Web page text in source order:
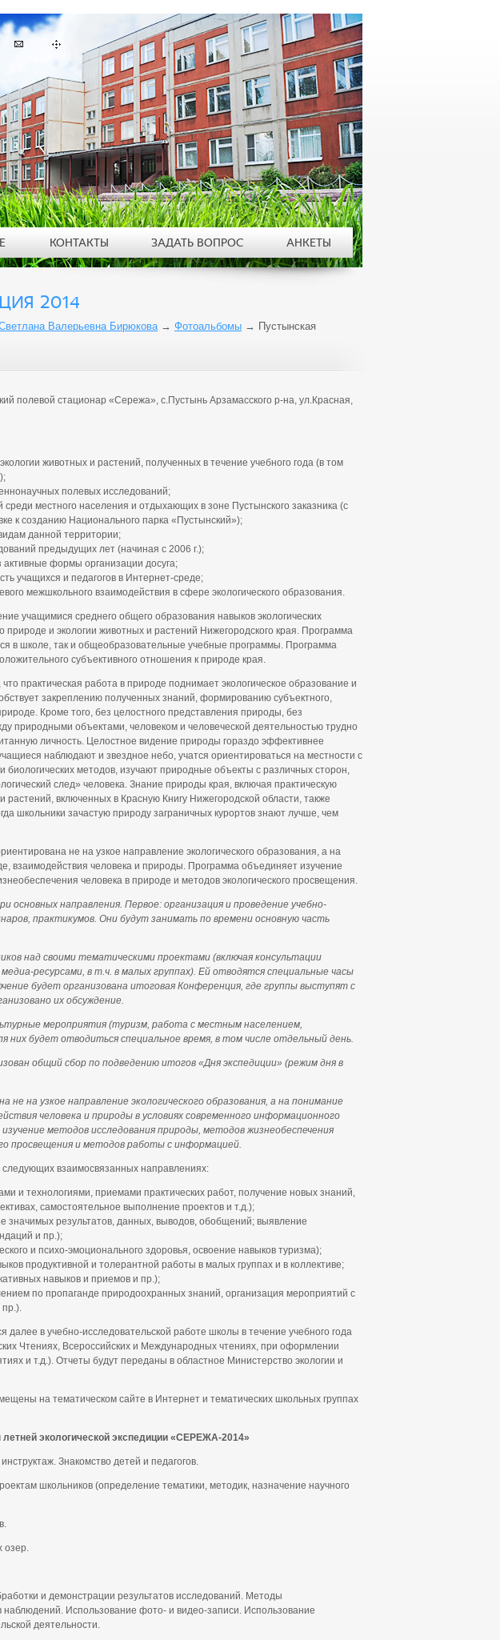
2014
Валерьевна Бирюкова→ Фотоальбомы → Пустынская
полевой стационар «Сережа», с.Пустынь Арзамасского р-на, ул.Красная,
животных и растений, полученных в течение учебного года (в том
полевых исследований;
местного населения и отдыхающих в зоне Пустынского заказника (с
к созданию Национального парка «Пустынский»);
данной территории;
предыдущих лет (начиная с 2006 г.);
формы организации досуга;
учащихся и педагогов в Интернет-среде;
межшкольного взаимодействия в сфере экологического образования.
учащимися среднего общего образования навыков экологических
и экологии животных и растений Нижегородского края. Программа
в школе, так и общеобразовательные учебные программы. Программа
субъективного отношения к природе края.
практическая работа в природе поднимает экологическое образование и
закреплению полученных знаний, формированию субъектного,
Кроме того, без целостного представления природы, без
природными объектами, человеком и человеческой деятельностью трудно
личность. Целостное видение природы гораздо эффективнее
наблюдают и звездное небо, учатся ориентироваться на местности с
биологических методов, изучают природные объекты с различных сторон,
след» человека. Знание природы края, включая практическую
растений, включенных в Красную Книгу Нижегородской области, также
школьники зачастую природу заграничных курортов знают лучше, чем
не на узкое направление экологического образования, а на
взаимодействия человека и природы. Программа объединяет изучение
человека в природе и методов экологического просвещения.
основных направления. Первое: организация и проведение учебно-
практикумов. Они будут занимать по времени основную часть
над своими тематическими проектами (включая консультации
ресурсами, в т.ч. в малых группах). Ей отводятся специальные часы
будет организована итоговая Конференция, где группы выступят с
их обсуждение.
мероприятия (туризм, работа с местным населением,
них будет отводиться специальное время, в том числе отдельный день.
общий сбор по подведению итогов «Дня экспедиции» (режим дня в
на узкое направление экологического образования, а на понимание
человека и природы в условиях современного информационного
методов исследования природы, методов жизнеобеспечения
просвещения и методов работы с информацией.
следующих взаимосвязанных направлениях:
и технологиями, приемами практических работ, получение новых знаний,
самостоятельное выполнение проектов и т.д.);
значимых результатов, данных, выводов, обобщений; выявление
и пр.);
и психо-эмоционального здоровья, освоение навыков туризма);
продуктивной и толерантной работы в малых группах и в коллективе;
навыков и приемов и пр.);
по пропаганде природоохранных знаний, организация мероприятий с
пр.).
далее в учебно-исследовательской работе школы в течение учебного года
Чтениях, Всероссийских и Международных чтениях, при оформлении
и т.д.). Отчеты будут переданы в областное Министерство экологии и
на тематическом сайте в Интернет и тематических школьных группах
экологической экспедиции «СЕРЕЖА-2014»
Знакомство детей и педагогов.
школьников (определение тематики, методик, назначение научного
озер.
и демонстрации результатов исследований. Методы
наблюдений. Использование фото- и видео-записи. Использование
деятельности.
КОНТАКТЫ ЗАДАТЬ ВОПРОС АНКЕТЫ